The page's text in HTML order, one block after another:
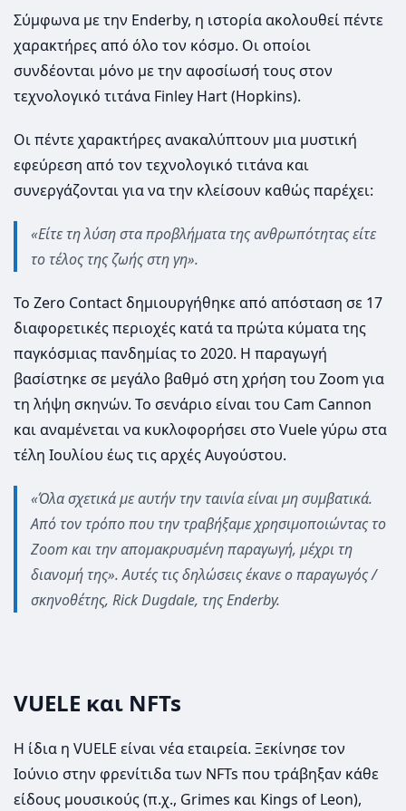
Σύμφωνα με την Enderby, η ιστορία ακολουθεί πέντε
χαρακτήρες από όλο τον κόσμο. Οι οποίοι
συνδέονται μόνο με την αφοσίωσή τους στον
τεχνολογικό τιτάνα Finley Hart (Hopkins).
Οι πέντε χαρακτήρες ανακαλύπτουν μια μυστική
εφεύρεση από τον τεχνολογικό τιτάνα και
συνεργάζονται για να την κλείσουν καθώς παρέχει:
«Είτε τη λύση στα προβλήματα της ανθρωπότητας είτε
το τέλος της ζωής στη γη».
Το Zero Contact δημιουργήθηκε από απόσταση σε 17
διαφορετικές περιοχές κατά τα πρώτα κύματα της
παγκόσμιας πανδημίας το 2020. Η παραγωγή
βασίστηκε σε μεγάλο βαθμό στη χρήση του Zoom για
τη λήψη σκηνών. Το σενάριο είναι του Cam Cannon
και αναμένεται να κυκλοφορήσει στο Vuele γύρω στα
τέλη Ιουλίου έως τις αρχές Αυγούστου.
«Όλα σχετικά με αυτήν την ταινία είναι μη συμβατικά.
Από τον τρόπο που την τραβήξαμε χρησιμοποιώντας το
Zoom και την απομακρυσμένη παραγωγή, μέχρι τη
διανομή της». Αυτές τις δηλώσεις έκανε ο παραγωγός /
σκηνοθέτης, Rick Dugdale, της Enderby.
VUELE και NFTs
Η ίδια η VUELE είναι νέα εταιρεία. Ξεκίνησε τον
Ιούνιο στην φρενίτιδα των NFTs που τράβηξαν κάθε
είδους μουσικούς (π.χ., Grimes και Kings of Leon),